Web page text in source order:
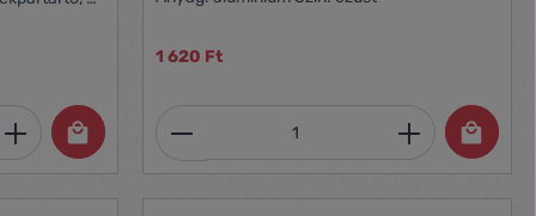
vagy használja a gombokat a
Adja meg a kívánt mennyiséget, vagy
1 620 Ft
Termékmennyiség: Adja